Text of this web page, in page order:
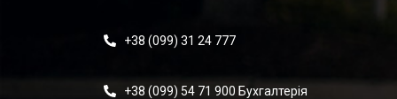
+38 (099) 31 24 777
+38 (099) 54 71 900 Бухгалтерія